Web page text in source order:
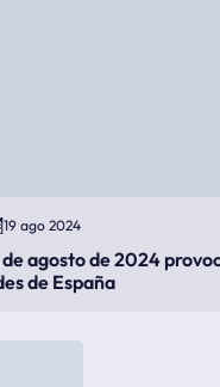
19 ago 2024
agosto de 2024
de España